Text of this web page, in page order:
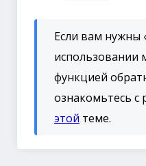
Если вам нужны
использовании
функцией
ознакомьтесь
этой теме.